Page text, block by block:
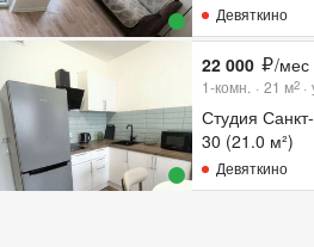
Девяткино
22 000 /мес
1-комн. 21 м2
Студия
30 (21.0 м²)
Девяткино